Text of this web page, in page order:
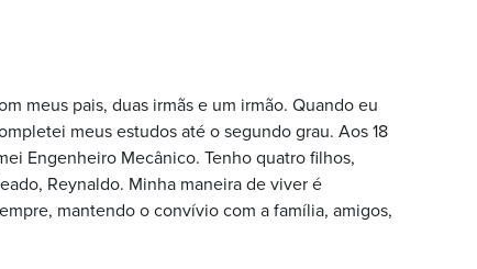
meus pais, duas irmãs e um irmão. Quando eu
meus estudos até o segundo grau. Aos 18
Engenheiro Mecânico. Tenho quatro filhos,
Reynaldo. Minha maneira de viver é
mantendo o convívio com a família, amigos,